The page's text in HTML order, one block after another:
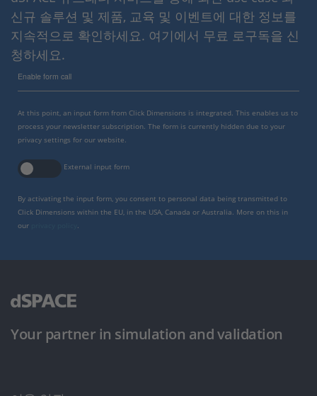
신규 솔루션 및 제품, 교육 및 이벤트에 대한 정보를
지속적으로 확인하세요. 여기에서 무료 로구독을 신
청하세요.
Enable form call
At this point, an input form from Click Dimensions is integrated. This enables us to
process your newsletter subscription. The form is currently hidden due to your
privacy settings for our website.
External input form
By activating the input form, you consent to personal data being transmitted to
Click Dimensions within the EU, in the USA, Canada or Australia. More on this in
our
Your partner in simulation and validation